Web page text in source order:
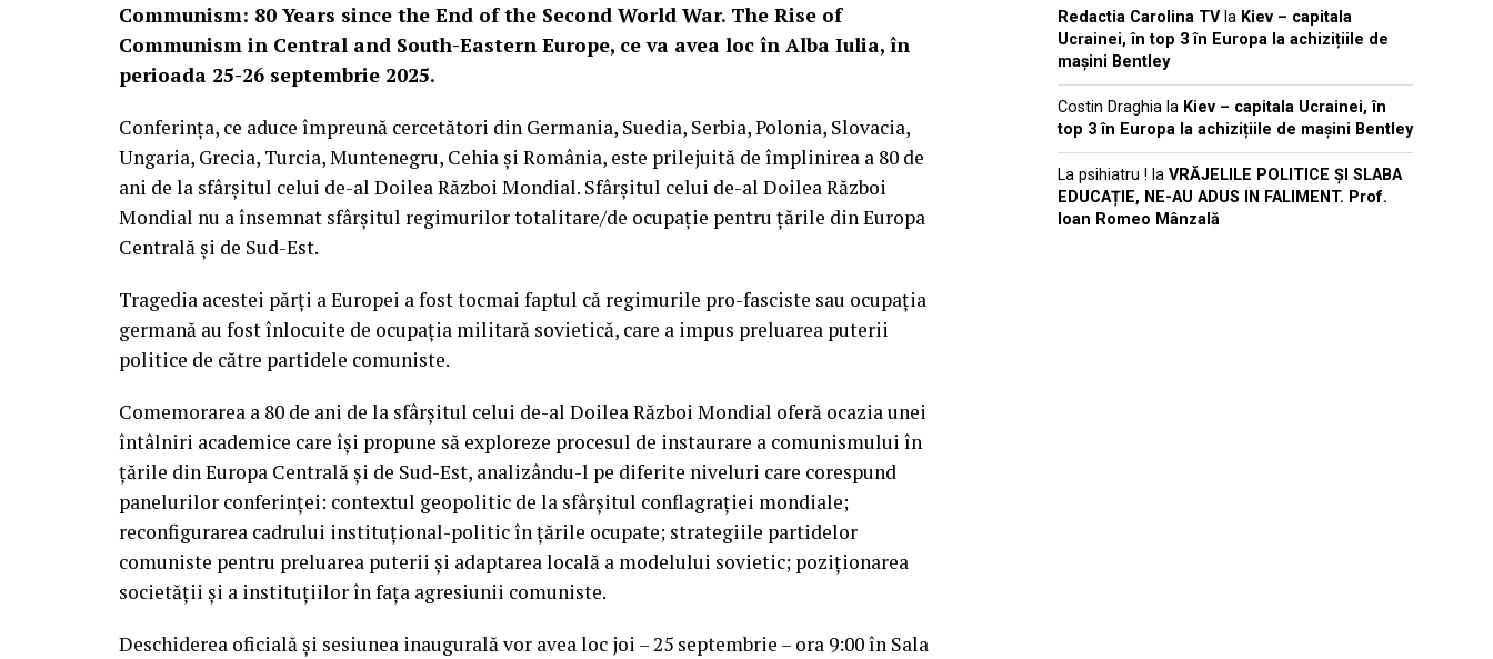
Communism: 80 Years since the End of the Second World War. The Rise of
Communism in Central and South-Eastern Europe, ce va avea loc în Alba Iulia, în
perioada 25-26 septembrie 2025.
Conferința, ce aduce împreună cercetători din Germania, Suedia, Serbia, Polonia, Slovacia,
Ungaria, Grecia, Turcia, Muntenegru, Cehia și România, este prilejuită de împlinirea a 80 de
ani de la sfârșitul celui de-al Doilea Război Mondial. Sfârșitul celui de-al Doilea Război
Mondial nu a însemnat sfârșitul regimurilor totalitare/de ocupație pentru țările din Europa
Centrală și de Sud-Est.
Tragedia acestei părți a Europei a fost tocmai faptul că regimurile pro-fasciste sau ocupația
germană au fost înlocuite de ocupația militară sovietică, care a impus preluarea puterii
politice de către partidele comuniste.
Comemorarea a 80 de ani de la sfârșitul celui de-al Doilea Război Mondial oferă ocazia unei
întâlniri academice care își propune să exploreze procesul de instaurare a comunismului în
țările din Europa Centrală și de Sud-Est, analizându-l pe diferite niveluri care corespund
panelurilor conferinței: contextul geopolitic de la sfârșitul conflagrației mondiale;
reconfigurarea cadrului instituțional-politic în țările ocupate; strategiile partidelor
comuniste pentru preluarea puterii și adaptarea locală a modelului sovietic; poziționarea
societății și a instituțiilor în fața agresiunii comuniste.
Deschiderea oficială și sesiunea inaugurală vor avea loc joi – 25 septembrie – ora 9:00 în Sala
Redactia Carolina TVla Kiev – capitala
Ucrainei, în top 3 în Europa la achizițiile de
mașini Bentley
Costin Draghia la Kiev – capitala Ucrainei, în
top 3 în Europa la achizițiile de mașini Bentley
La psihiatru ! la VRĂJELILE POLITICE ȘI SLABA
EDUCAȚIE, NE-AU ADUS IN FALIMENT. Prof.
Ioan Romeo Mânzală